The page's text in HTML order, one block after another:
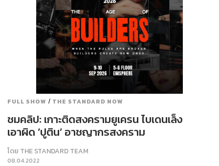
FULL SHOW / THE STANDARD NOW
ชมคลิป: เกาะติดสงครามยูเครน ไบเดนเล็ง
เอาผิด ‘ปูติน’ อาชญากรสงคราม
โดย THE STANDARD TEAM
08.04.2022